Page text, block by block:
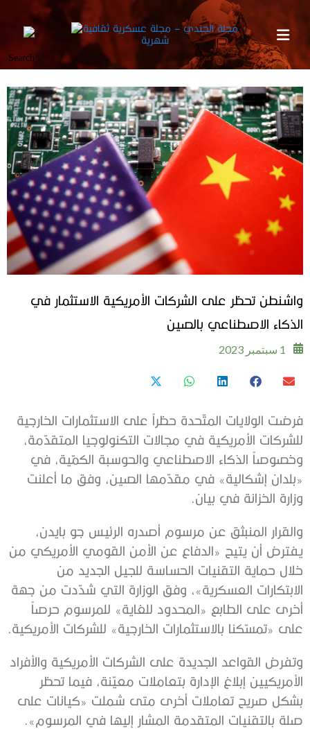
واشنطن تحظر على الشركات الأمريكية الاستثمار في
الذكاء الاصطناعي بالصين
1 سبتمبر 2023
فرضت الولايات المتّحدة حظراً على الاستثمارات الخارجية
للشركات الأمريكية في مجالات التكنولوجيا المتقدّمة،
وخصوصاً الذكاء الاصطناعي والحوسبة الكمّية، في
«بلدان إشكالية» في مقدّمها الصين، وفق ما أعلنت
وزارة الخزانة في بيان.
والقرار المنبثق عن مرسوم أصدره الرئيس جو بايدن،
يفترض أن يتيح «الدفاع عن الأمن القومي الأمريكي من
خلال حماية التقنيات الحساسة للجيل الجديد من
الابتكارات العسكرية»، وفق الوزارة التي شدّدت من جهة
أخرى على الطابع «المحدود للغاية» للمرسوم حرصاً
على «تمسّكنا بالاستثمارات الخارجية» للشركات الأمريكية.
وتفرض القواعد الجديدة على الشركات الأمريكية والأفراد
الأمريكيين إبلاغ الإدارة بتعاملات معيّنة، فيما تحظر
بشكل صريح تعاملات أخرى متى شملت «كيانات على
صلة بالتقنيات المتقدمة المشار إليها في المرسوم».